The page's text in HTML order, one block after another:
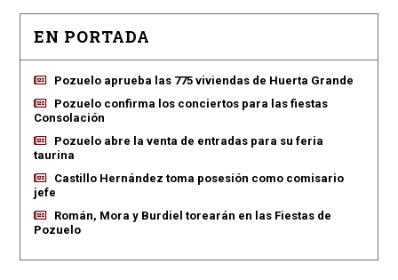
EN PORTADA
Pozuelo aprueba las 775 viviendas de Huerta Grande
Pozuelo confirma los conciertos para las fiestas
Consolación
Pozuelo abre la venta de entradas para su feria
taurina
Castillo Hernández toma posesión como comisario
jefe
Román, Mora y Burdiel torearán en las Fiestas de
Pozuelo